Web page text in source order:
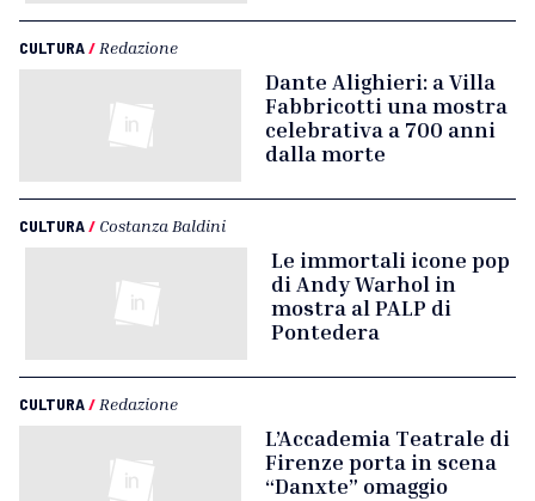
CULTURA/ Redazione
Dante Alighieri: a Villa
Fabbricotti una mostra
celebrativa a 700 anni
dalla morte
CULTURA/ Costanza Baldini
Le immortali icone pop
di Andy Warhol in
mostra al PALP di
Pontedera
CULTURA/ Redazione
L’Accademia Teatrale di
Firenze porta in scena
“Danxte” omaggio